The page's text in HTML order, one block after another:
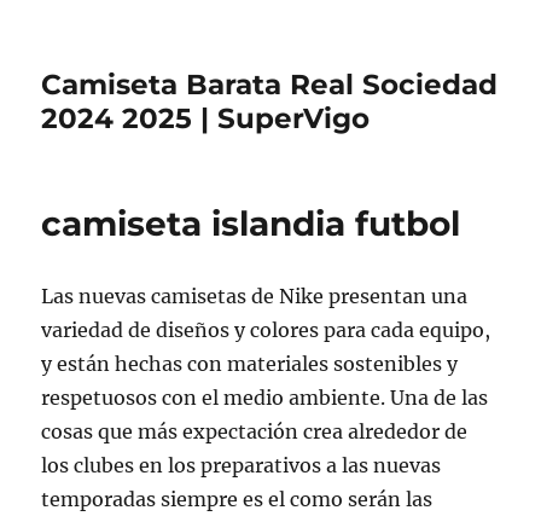
Camiseta Barata Real Sociedad
2024 2025 | SuperVigo
camiseta islandia futbol
Las nuevas camisetas de Nike presentan una
variedad de diseños y colores para cada equipo,
y están hechas con materiales sostenibles y
respetuosos con el medio ambiente. Una de las
cosas que más expectación crea alrededor de
los clubes en los preparativos a las nuevas
temporadas siempre es el como serán las